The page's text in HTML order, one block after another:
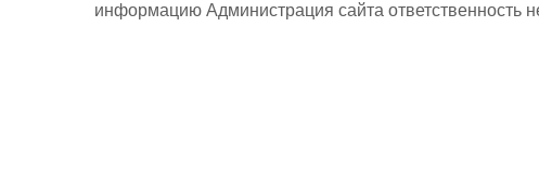
информацию Администрация сайта ответственность